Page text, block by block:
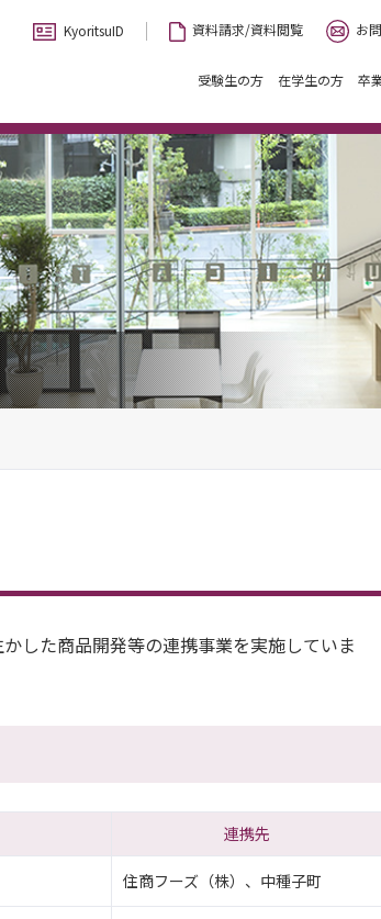
KyoritsuID 資料請求/資料閲覧 お
受験生の方 在学生の方 卒
した商品開発等の連携事業を実施していま
連携先
住商フーズ（株）、中種子町